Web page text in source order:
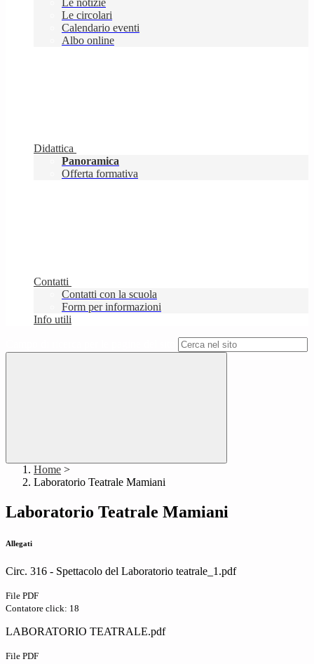
Le notizie
Le circolari
Calendario eventi
Albo online
Didattica
Panoramica
Offerta formativa
Contatti
Contatti con la scuola
Form per informazioni
Info utili
Home >
Laboratorio Teatrale Mamiani
Laboratorio Teatrale Mamiani
Allegati
Circ. 316 - Spettacolo del Laboratorio teatrale_1.pdf
File PDF
Contatore click: 18
LABORATORIO TEATRALE.pdf
File PDF